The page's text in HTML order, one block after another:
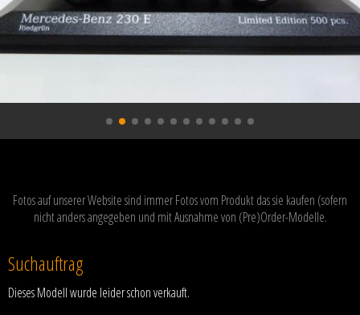
Fotos auf unserer Website sind immer Fotos vom Produkt das sie kaufen (sofern
nicht anders angegeben und mit Ausnahme von (Pre)Order-Modelle.
Suchauftrag
Dieses Modell wurde leider schon verkauft.